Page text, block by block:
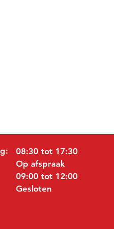
08:30 tot 17:30
Op afspraak
09:00 tot 12:00
Gesloten